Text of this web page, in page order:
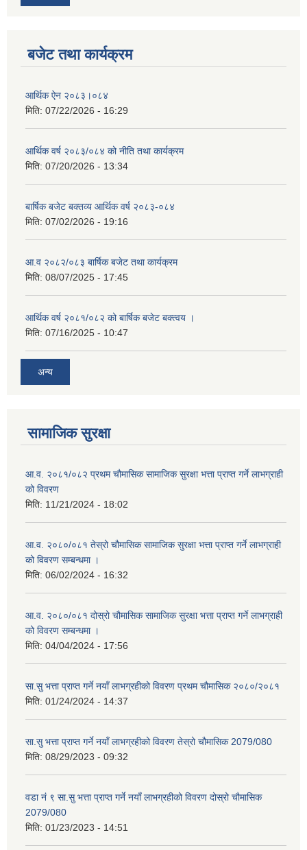
बजेट तथा कार्यक्रम
आर्थिक ऐन २०८३।०८४
मिति: 07/22/2026 - 16:29
आर्थिक वर्ष २०८३/०८४ को नीति तथा कार्यक्रम
मिति: 07/20/2026 - 13:34
बार्षिक बजेट बक्तव्य आर्थिक वर्ष २०८३-०८४
मिति: 07/02/2026 - 19:16
आ.व २०८२/०८३ बार्षिक बजेट तथा कार्यक्रम
मिति: 08/07/2025 - 17:45
आर्थिक वर्ष २०८१/०८२ को बार्षिक बजेट बक्त्वय ।
मिति: 07/16/2025 - 10:47
अन्य
सामाजिक सुरक्षा
आ.व. २०८१/०८२ प्रथम चौमासिक सामाजिक सुरक्षा भत्ता प्राप्त गर्ने लाभग्राही
को विवरण
मिति: 11/21/2024 - 18:02
आ.व. २०८०/०८१ तेस्रो चौमासिक सामाजिक सुरक्षा भत्ता प्राप्त गर्ने लाभग्राही
को विवरण सम्बन्धमा ।
मिति: 06/02/2024 - 16:32
आ.व. २०८०/०८१ दोस्रो चौमासिक सामाजिक सुरक्षा भत्ता प्राप्त गर्ने लाभग्राही
को विवरण सम्बन्धमा ।
मिति: 04/04/2024 - 17:56
सा.सु भत्ता प्राप्त गर्ने नयाँ लाभग्रहीको विवरण प्रथम चौमासिक २०८०/२०८१
मिति: 01/24/2024 - 14:37
सा.सु भत्ता प्राप्त गर्ने नयाँ लाभग्रहीको विवरण तेस्रो चौमासिक 2079/080
मिति: 08/29/2023 - 09:32
वडा नं ९ सा.सु भत्ता प्राप्त गर्ने नयाँ लाभग्रहीको विवरण दोस्रो चौमासिक
2079/080
मिति: 01/23/2023 - 14:51